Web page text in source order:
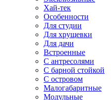
Хай-тек
Особенности
Для студии
Для хрущевки
Для дачи
Встроенные
С антресолями
С барной стойкой
С островом
Малогабаритные
Модульные